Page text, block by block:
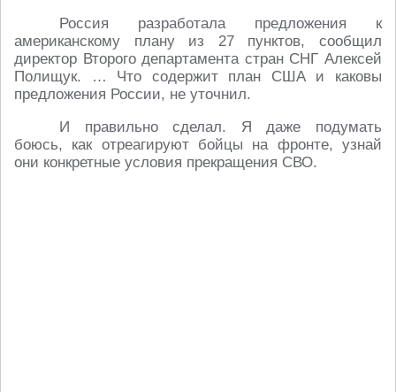
Россия разработала предложения к
американскому плану из 27 пунктов, сообщил
директор Второго департамента стран СНГ Алексей
Полищук. … Что содержит план США и каковы
предложения России, не уточнил.
И правильно сделал. Я даже подумать
боюсь, как отреагируют бойцы на фронте, узнай
они конкретные условия прекращения СВО.